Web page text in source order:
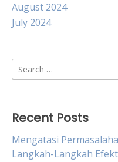
August 2024
July 2024
Search
for:
Recent Posts
Mengatasi
Langkah-Langkah